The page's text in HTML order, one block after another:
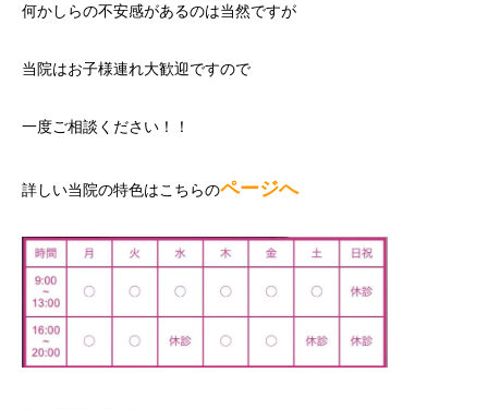
何かしらの不安感があるのは当然ですが
当院はお子様連れ大歓迎ですので
一度ご相談ください！！
詳しい当院の特色はこちらのページへ